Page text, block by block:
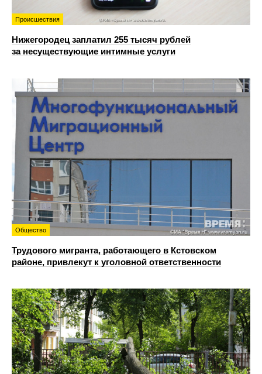
Происшествия
Нижегородец заплатил 255 тысяч рублей
за несуществующие интимные услуги
Общество
Трудового мигранта, работающего в Кстовском
районе, привлекут к уголовной ответственности